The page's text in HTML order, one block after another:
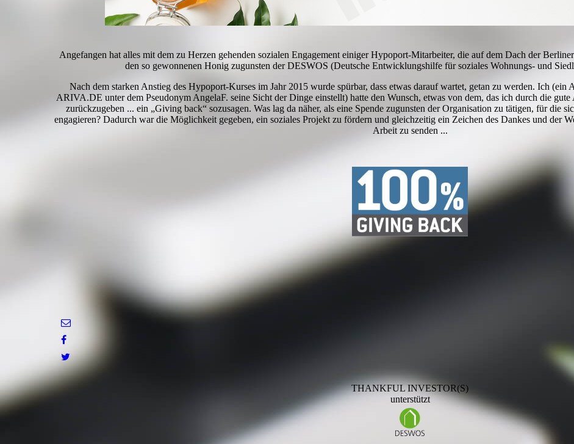
Angefangen hat alles mit dem zu Herzen gehenden sozialen Engagement einiger Hypoport-Mitarbeiter, die auf dem Dach der
den so gewonnenen Honig zugunsten der DESWOS (Deutsche Entwicklungshilfe für soziales Wohnungs- und
Nach dem starken Anstieg des Hypoport-Kurses im Jahr 2015 wurde spürbar, dass etwas darauf wartet, getan zu werden. Ich (ein
ARIVA.DE unter dem Pseudonym AngelaF. seine Sicht der Dinge einstellt) hatte den Wunsch, etwas von dem, das ich durch die
zurückzugeben ... ein „Giving back“ sozusagen. Was lag da näher, als eine Spende zugunsten der Organisation zu tätigen, für die
engagieren? Dadurch war die Möglichkeit gegeben, ein soziales Projekt zu fördern und gleichzeitig ein Zeichen des Dankes und der
Arbeit zu senden ...
THANKFUL INVESTOR(S)
unterstützt